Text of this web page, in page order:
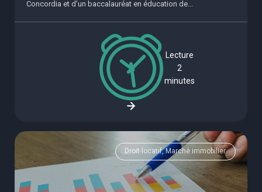
Concordia et d’un baccalauréat en éducation de...
Lecture
2
minutes
Droit locatif, Marché immobilier